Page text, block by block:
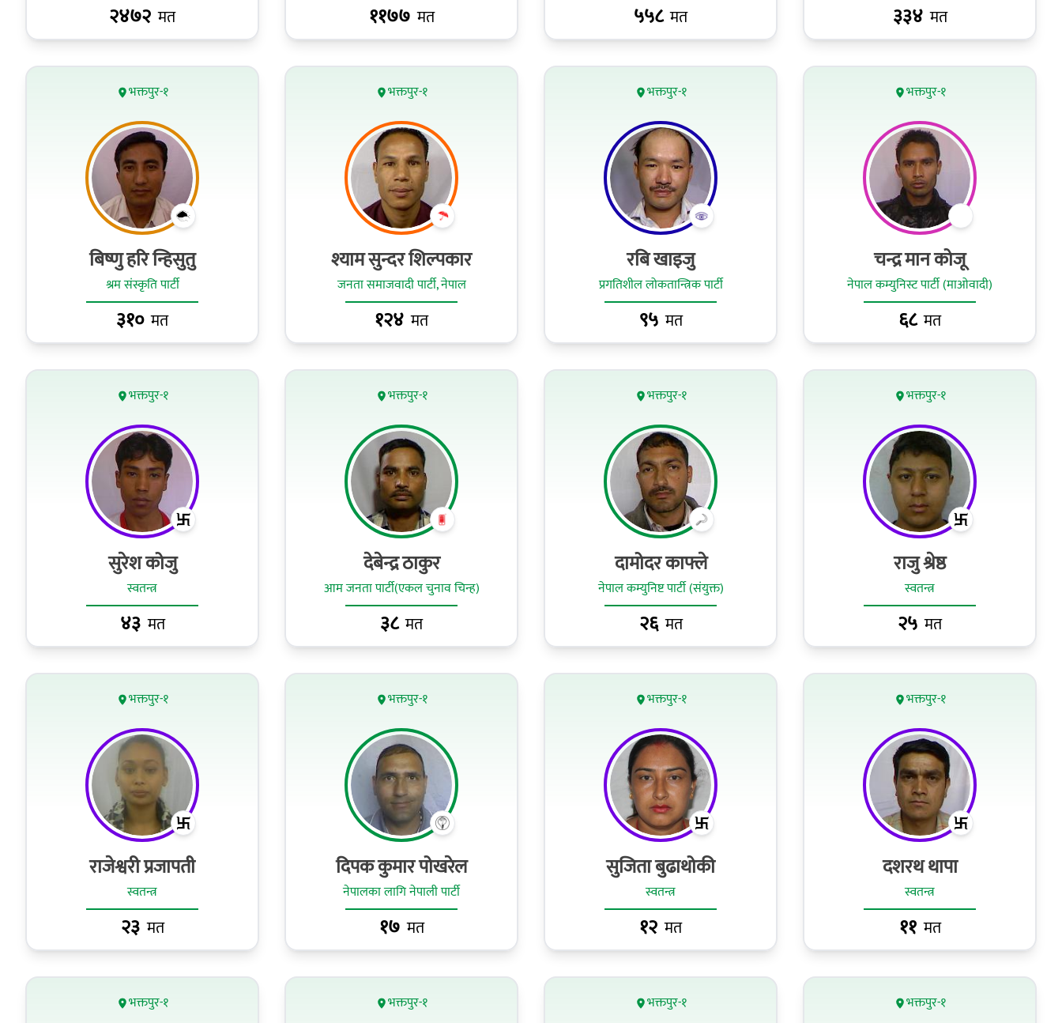
२४७२ मत ११७७ मत ५५८ मत ३३४ मत
भक्तपुर-१
बिष्णु हरि न्हिसुतु
श्रम संस्कृति पार्टी
३१० मत
भक्तपुर-१
श्याम सुन्दर शिल्पकार
जनता समाजवादी पार्टी, नेपाल
१२४ मत
भक्तपुर-१
रबि खाइजु
प्रगतिशील लोकतान्त्रिक पार्टी
९५ मत
भक्तपुर-१
चन्द्र मान कोजू
नेपाल कम्युनिस्ट पार्टी (माओवादी)
६८ मत
भक्तपुर-१
सुरेश कोजु
स्वतन्त्र
४३ मत
भक्तपुर-१
देबेन्द्र ठाकुर
आम जनता पार्टी(एकल चुनाव चिन्ह)
३८ मत
भक्तपुर-१
दामोदर काफ्ले
नेपाल कम्युनिष्ट पार्टी (संयुक्त)
२६ मत
भक्तपुर-१
राजु श्रेष्ठ
स्वतन्त्र
२५ मत
भक्तपुर-१
राजेश्वरी प्रजापती
स्वतन्त्र
२३ मत
भक्तपुर-१
दिपक कुमार पोखरेल
नेपालका लागि नेपाली पार्टी
१७ मत
भक्तपुर-१
सुजिता बुढाथोकी
स्वतन्त्र
१२ मत
भक्तपुर-१
दशरथ थापा
स्वतन्त्र
११ मत
भक्तपुर-१ भक्तपुर-१ भक्तपुर-१ भक्तपुर-१